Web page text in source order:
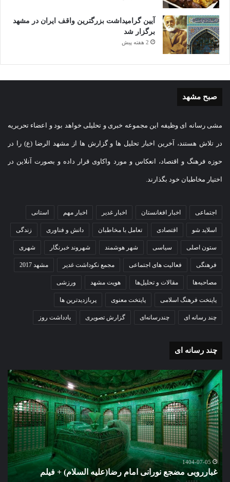
آیین گرامیداشت بزرگترین واقف ایران در مشهد
برگزار شد
2 هفته پیش
صبح مشهد
مشی رسانه ای وظیفه این مجموعه خبری و تحلیلی خواهد بود و اعضاء تحریریه
در تلاش هستند، آخرین اخبار تحلیل ها و گزارش ها از مشهد الرضا (ع) را در
حوزه فرهنگ و اقتصاد، انعکاس و مورد واکاوی قرار داده و بصورت آنلاین در
اختیار مخاطبان خود بگذارند.
اجتماعی اخبار افغانستان اخبار غدیر اخبار مهم استانی
اسلاید شو اقتصادی تعامل با مخاطبان دانش و فناوری زندگی
ستون اصلی سیاسی شهر هوشمند شهروند خبرنگار شهری
فرهنگی فعالیت های اجتماعی مجمع نکوداشت غدیر مشهد 2017
مصاحبه‌ها مقالات و تحلیل‌ها هویت مشهد ورزشی
پایتخت فرهنگ اسلامی پایتخت معنوی پربازدیدترین ها
چند رسانه ای چندرسانه‌ای گزارش تصویری یادداشت روز
چند رسانه ای
غبارروبی
مضجع
نورانی
امام
رضا(علیه
السلام)
فیلم
1404-07-05
غبارروبی مضجع نورانی امام رضا(علیه السلام) + فیلم